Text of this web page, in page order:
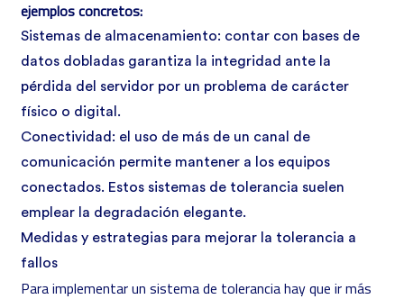
ejemplos concretos:
Sistemas de almacenamiento: contar con bases de
datos dobladas garantiza la integridad ante la
pérdida del servidor por un problema de carácter
físico o digital.
Conectividad: el uso de más de un canal de
comunicación permite mantener a los equipos
conectados. Estos sistemas de tolerancia suelen
emplear la degradación elegante.
Medidas y estrategias para mejorar la tolerancia a
fallos
Para implementar un sistema de tolerancia hay que ir más